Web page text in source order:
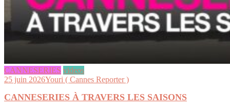
CANNESERIES videos
25 juin 2026Youri ( Cannes Reporter )
CANNESERIES À TRAVERS LES SAISONS